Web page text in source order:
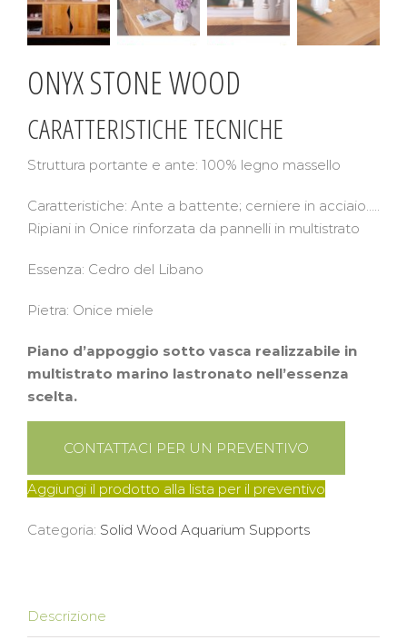
ONYX STONE WOOD
CARATTERISTICHE TECNICHE
Struttura portante e ante: 100% legno massello
Caratteristiche: Ante a battente; cerniere in acciaio…..
Ripiani in Onice rinforzata da pannelli in multistrato
Essenza: Cedro del Libano
Pietra: Onice miele
Piano d’appoggio sotto vasca realizzabile in
multistrato marino lastronato nell’essenza
scelta.
CONTATTACI PER UN PREVENTIVO
Aggiungi il prodotto alla lista per il preventivo
Categoria: Solid Wood Aquarium Supports
Descrizione